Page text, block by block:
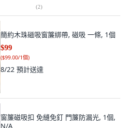
(2)
簡約木珠磁吸窗簾綁帶, 磁吸 一條, 1個
$99
($99.00/1個)
8/22 預計送達
窗簾磁吸扣 免縫免釘 門簾防漏光, 1個,
N/A